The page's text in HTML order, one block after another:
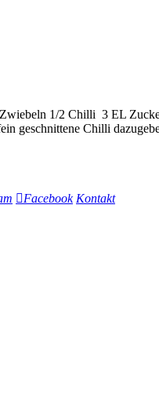
1/2 Chilli 3 EL
geschnittene Chilli
Facebook Kontakt